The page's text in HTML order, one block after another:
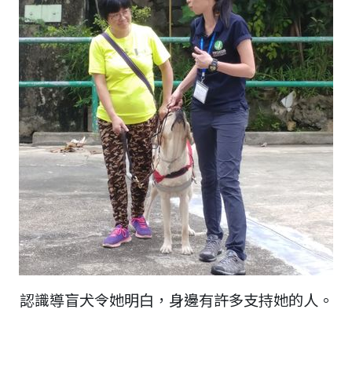
認識導盲犬令她明白，身邊有許多支持她的人。